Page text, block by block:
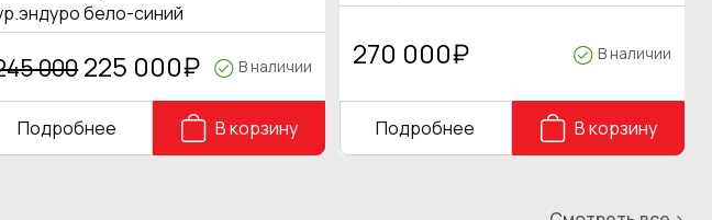
бело-синий
000 225 000₽ В наличии
Подробнее В корзину
270 000₽ В наличии
Подробнее В корзину